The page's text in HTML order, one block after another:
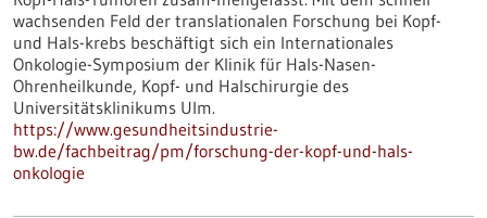
wachsenden Feld der translationalen Forschung bei Kopf-
und Hals-​krebs beschäftigt sich ein Internationales
Onkologie-​Symposium der Klinik für Hals-​Nasen-
Ohrenheilkunde, Kopf- und Halschirurgie des
Universitätsklinikums Ulm.
https://www.gesundheitsindustrie-
bw.de/fachbeitrag/pm/forschung-der-kopf-und-hals-
onkologie